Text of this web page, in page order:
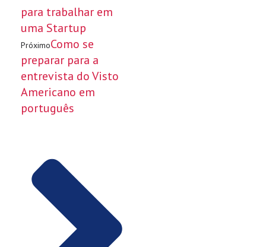
para trabalhar em
uma Startup
PróximoComo se
preparar para a
entrevista do Visto
Americano em
português